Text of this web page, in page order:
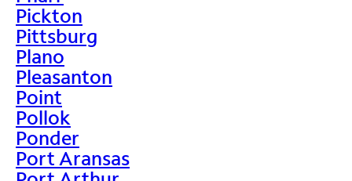
Pickton
Pittsburg
Plano
Pleasanton
Point
Pollok
Ponder
Port Aransas